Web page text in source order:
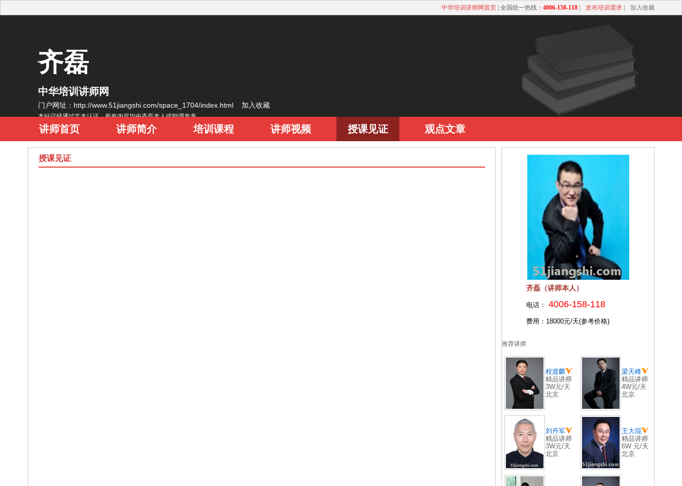
中华培训讲师网首页| 全国统一热线： 4006-158-118| 发布培训需求| 加入收藏
齐磊
中华培训讲师网
门户网址：http://www.51jiangshi.com/space_1704/index.html 加入收藏
本站已经通过实名认证，所有内容均由齐磊本人或助理发表
讲师首页 讲师简介 培训课程 讲师视频 授课见证 观点文章
授课见证
齐磊（讲师本人）
电话： 4006-158-118
费用：18000元/天(参考价格)
推荐讲师
程渡麟
精品讲师
3W元/天
北京
梁天峰
精品讲师
4W元/天
北京
刘丹军
精品讲师
3W元/天
北京
王大琨
精品讲师
6W 元/天
北京